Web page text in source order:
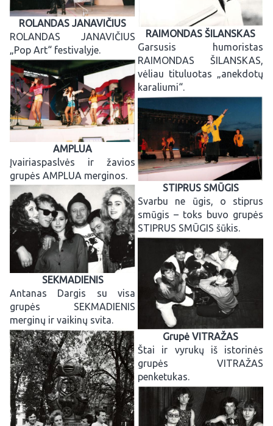
RAIMONDAS ŠILANSKAS
Garsusis humoristas
RAIMONDAS ŠILANSKAS,
vėliau tituluotas „anekdotų
karaliumi“.
ROLANDAS JANAVIČIUS
ROLANDAS JANAVIČIUS
„Pop Art“ festivalyje.
AMPLUA
Įvairiaspaslvės ir žavios
grupės AMPLUA merginos.
STIPRUS SMŪGIS
Svarbu ne ūgis, o stiprus
smūgis – toks buvo grupės
STIPRUS SMŪGIS šūkis.
SEKMADIENIS
Antanas Dargis su visa
grupės SEKMADIENIS
merginų ir vaikinų svita.
Grupė VITRAŽAS
Štai ir vyrukų iš istorinės
grupės VITRAŽAS
penketukas.